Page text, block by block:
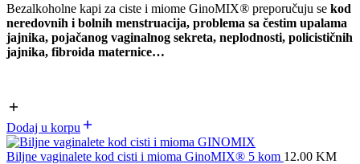
Bezalkoholne kapi za ciste i miome GinoMIX® preporučuju se kod
neredovnih i bolnih menstruacija, problema sa čestim upalama
jajnika, pojačanog vaginalnog sekreta, neplodnosti, policističnih
jajnika, fibroida maternice…
Dodaj u korpu
Biljne vaginalete kod cisti i mioma GinoMIX® 5 kom 12.00 KM